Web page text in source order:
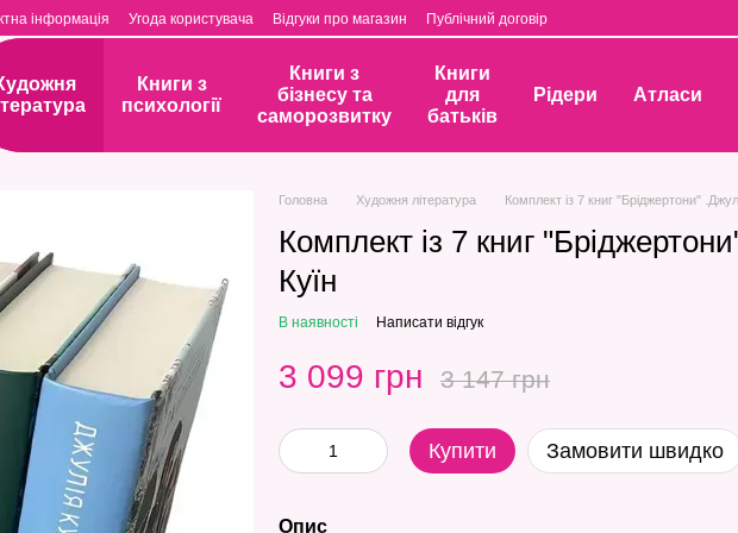
інформація Угода користувача Відгуки про магазин Публічний договір
Книги з
психології
Книги з
бізнесу та
саморозвитку
Книги
для
батьків
Рідери Атласи
Головна Художня література Комплект із 7 книг "Бріджертони"
Комплект із 7 книг
Куїн
В наявності Написати відгук
3 099 грн 3 147 грн
Купити Замовити швидко
Опис